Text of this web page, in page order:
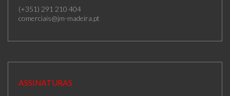
(+351) 291 210 404
comerciais@jm-madeira.pt
ASSINATURAS